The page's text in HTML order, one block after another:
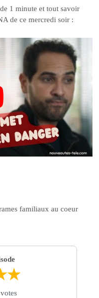
1 minute et tout savoir
de ce mercredi soir :
familiaux au coeur
★